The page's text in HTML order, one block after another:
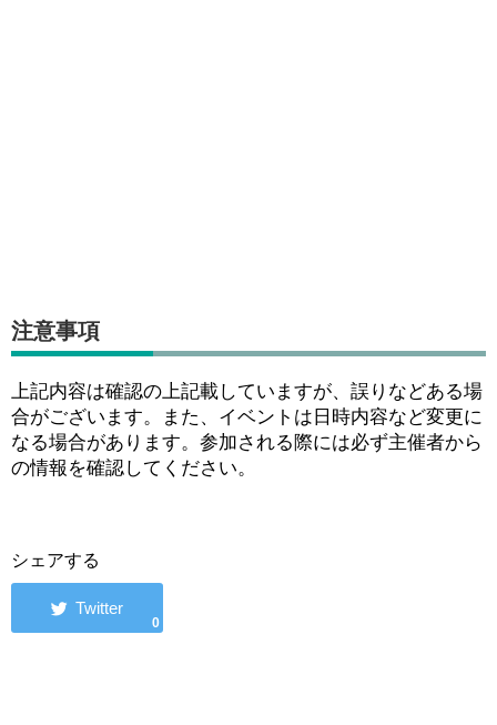
注意事項
上記内容は確認の上記載していますが、誤りなどある場
合がございます。また、イベントは日時内容など変更に
なる場合があります。参加される際には必ず主催者から
の情報を確認してください。
シェアする
0